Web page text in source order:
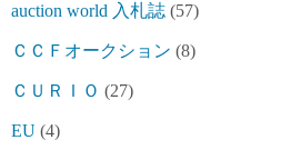
auction world 入札誌 (57)
ＣＣＦオークション (8)
ＣＵＲＩＯ (27)
EU (4)